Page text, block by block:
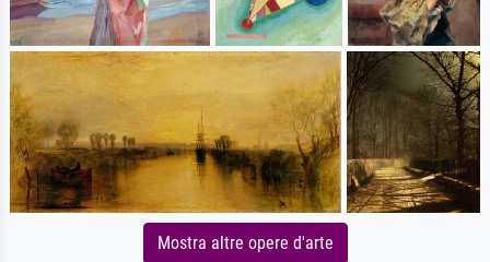
Mostra altre opere d'arte